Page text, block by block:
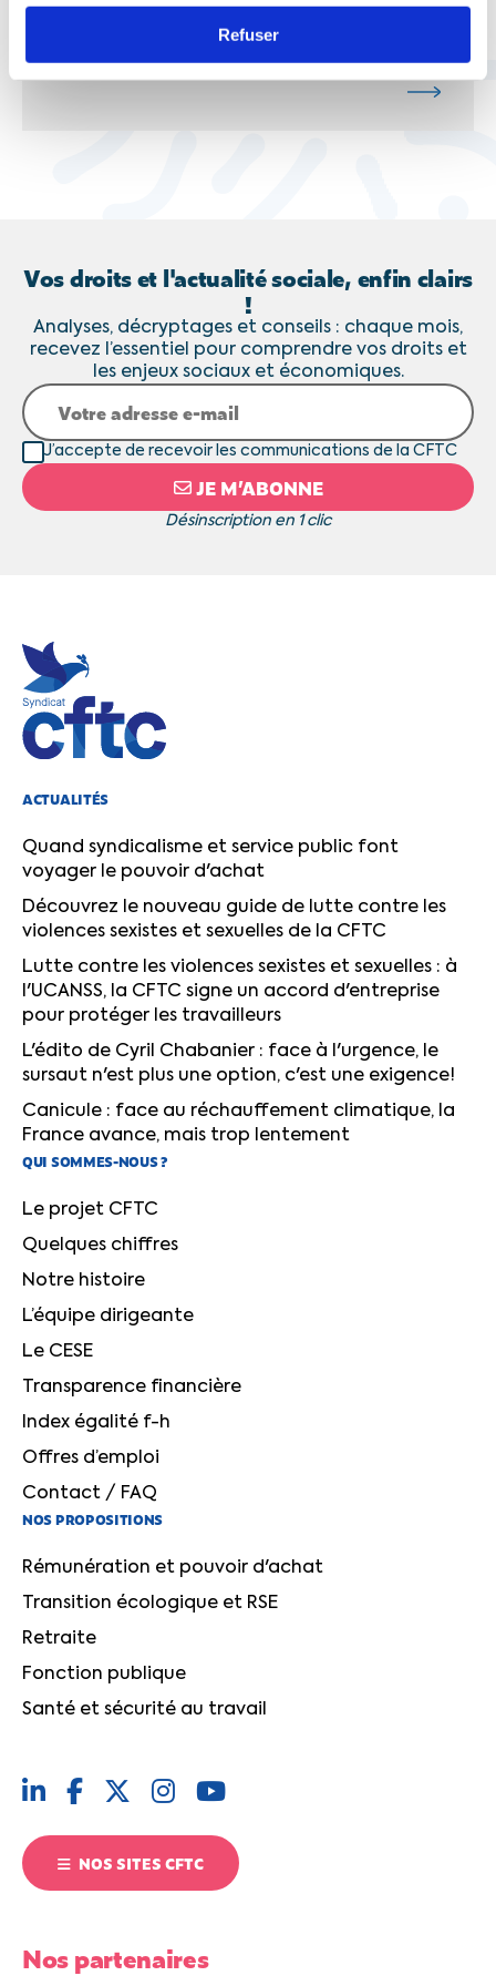
Refuser
alerte sur les risques du
management par algorithmes
Vos droits et l'actualité sociale, enfin clairs
!
Analyses, décryptages et conseils : chaque mois,
recevez l’essentiel pour comprendre vos droits et
les enjeux sociaux et économiques.
JE M’ABONNE
Désinscription en 1 clic
J’accepte de recevoir les communications de la CFTC
ACTUALITÉS
Quand syndicalisme et service public font
voyager le pouvoir d'achat
Découvrez le nouveau guide de lutte contre les
violences sexistes et sexuelles de la CFTC
Lutte contre les violences sexistes et sexuelles : à
l'UCANSS, la CFTC signe un accord d'entreprise
pour protéger les travailleurs
L'édito de Cyril Chabanier : face à l'urgence, le
sursaut n'est plus une option, c'est une exigence!
Canicule : face au réchauffement climatique, la
France avance, mais trop lentement
QUI SOMMES-NOUS ?
Le projet CFTC
Quelques chiffres
Notre histoire
L’équipe dirigeante
Le CESE
Transparence financière
Index égalité f-h
Offres d’emploi
Contact / FAQ
NOS PROPOSITIONS
Rémunération et pouvoir d'achat
Transition écologique et RSE
Retraite
Fonction publique
Santé et sécurité au travail
NOS SITES CFTC
Nos partenaires